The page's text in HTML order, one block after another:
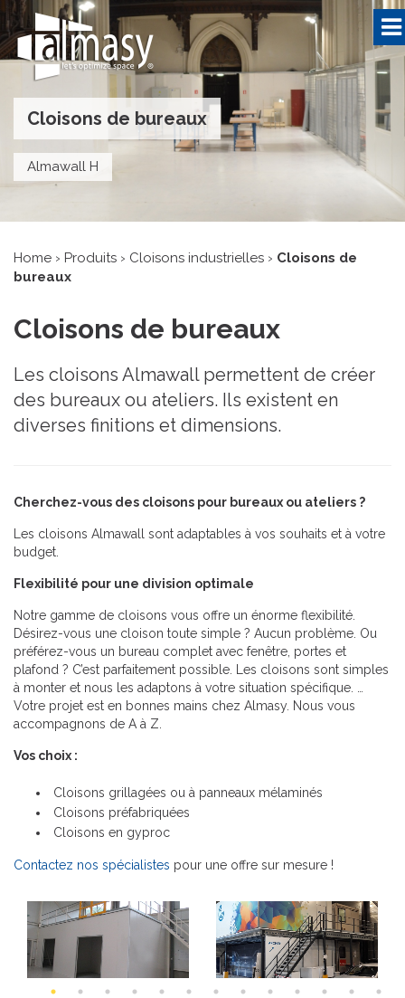
Cloisons de bureaux
Almawall H
Home › Produits › Cloisons industrielles › Cloisons de
bureaux
Cloisons de bureaux
Les cloisons Almawall permettent de créer
des bureaux ou ateliers. Ils existent en
diverses finitions et dimensions.
Cherchez-vous des cloisons pour bureaux ou ateliers ?
Les cloisons Almawall sont adaptables à vos souhaits et à votre
budget.
Flexibilité pour une division optimale
Notre gamme de cloisons vous offre un énorme flexibilité.
Désirez-vous une cloison toute simple ? Aucun problème. Ou
préférez-vous un bureau complet avec fenêtre, portes et
plafond ? C’est parfaitement possible. Les cloisons sont simples
à monter et nous les adaptons à votre situation spécifique. …
Votre projet est en bonnes mains chez Almasy. Nous vous
accompagnons de A à Z.
Vos choix :
Cloisons grillagées ou à panneaux mélaminés
Cloisons préfabriquées
Cloisons en gyproc
Contactez nos spécialistes pour une offre sur mesure !